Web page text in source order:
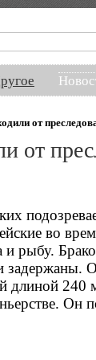
от
от
во
и рыбу.
задержаны.
длиной 240
Он